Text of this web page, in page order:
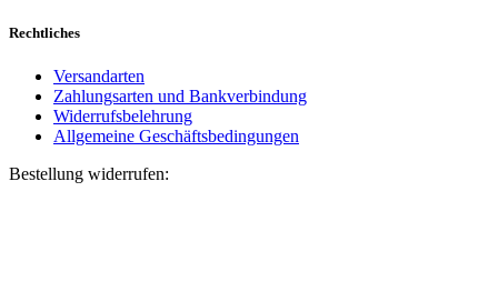
Rechtliches
Versandarten
Zahlungsarten und Bankverbindung
Widerrufsbelehrung
Allgemeine Geschäftsbedingungen
Bestellung widerrufen: